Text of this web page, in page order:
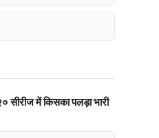
सीरीज में किसका पलड़ा भारी